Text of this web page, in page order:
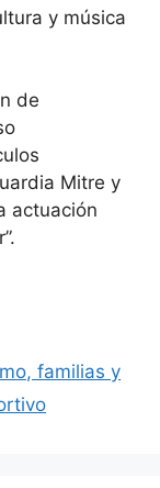
y música
de
Mitre y
actuación
familias y